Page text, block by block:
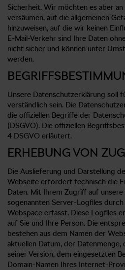
Sicherheit. Wir möchten es aber
versäumen, auf die allgemeinen
hinzuweisen, auf die wir keinen
E-Mail-Verkehr sind Ihre Daten
nicht sicher und können unter
werden.
Unsere Datenschutzerklärung soll
verständlich sein. Die
die offiziellen Begriffe der
(DSGVO). Die offiziellen
4 DSGVO erläutert.
ERHEBUNG VON
Die Auslieferung und Darstellung
Webseite erfordert technisch die
Daten. Mit Ihrem Zugriff auf
sogenannten Server-Logfiles
Webspace erfasst. Diese Logfiles
auf Sie und Ihre Person. Die
bestehen aus dem Namen der
aktuellen Datum, der
seiner Version, dem eingesetzten
Domain-Namen Ihres Internet-